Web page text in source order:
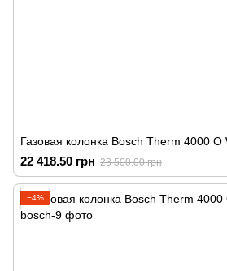
Газовая колонка Bosch Therm 4000 O
22 418.50 грн 23 500.00 грн
−4%